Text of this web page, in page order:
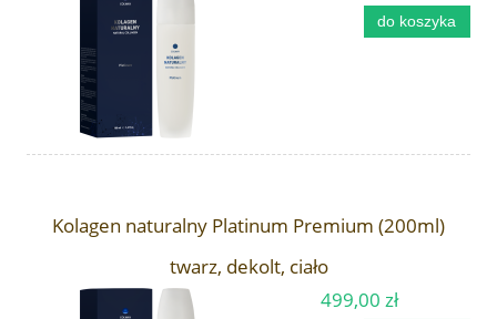
do koszyka
Kolagen naturalny Platinum Premium (200ml)
twarz, dekolt, ciało
499,00 zł